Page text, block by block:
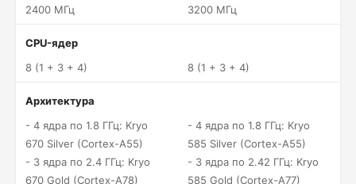
2400 МГц
3200 МГц
CPU-ядер
8 (1 + 3 + 4)
8 (1 + 3 + 4)
Архитектура
- 4 ядра по 1.8 ГГц: Kryo
670 Silver (Cortex-A55)
- 3 ядра по 2.4 ГГц: Kryo
670 Gold (Cortex-A78)
- 4 ядра по 1.8 ГГц: Kryo
585 Silver (Cortex-A55)
- 3 ядра по 2.42 ГГц: Kryo
585 Gold (Cortex-A77)